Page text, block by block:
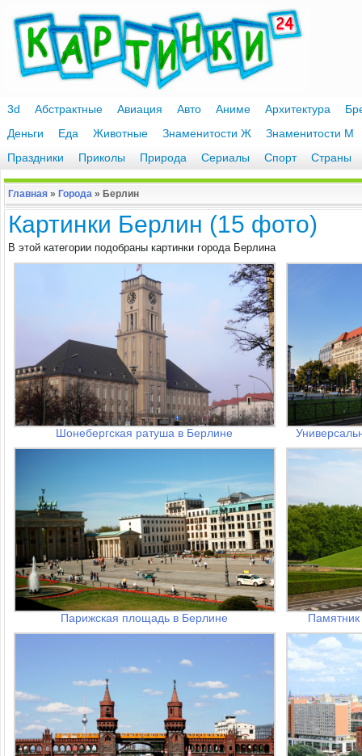
3d Абстрактные Авиация Авто Аниме Архитектура
Деньги
Еда Животные Знаменитости Ж
Знаменитости М
Праздники
Приколы Природа Сериалы Спорт Страны
Главная » Города » Берлин
Картинки Берлин (15 фото)
В этой категории подобраны картинки города Берлина
Шонебергская ратуша в Берлине
Парижская площадь в Берлине Памятник